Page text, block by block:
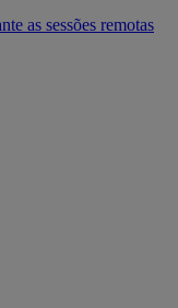
as sessões remotas